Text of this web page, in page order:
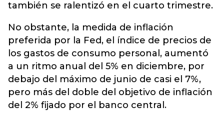
también se ralentizó en el cuarto trimestre.
No obstante, la medida de inflación
preferida por la Fed, el índice de precios de
los gastos de consumo personal, aumentó
a un ritmo anual del 5% en diciembre, por
debajo del máximo de junio de casi el 7%,
pero más del doble del objetivo de inflación
del 2% fijado por el banco central.